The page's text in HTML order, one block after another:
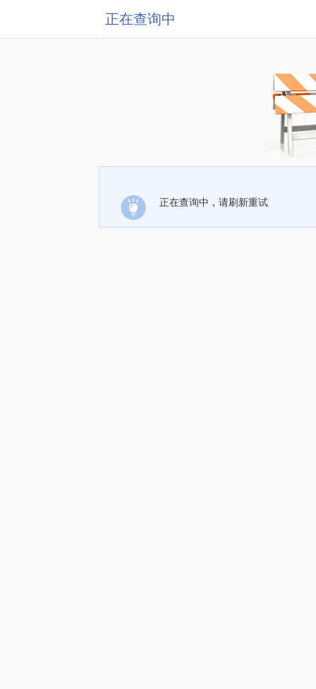
正在查询中
正在查询中，请刷新重试